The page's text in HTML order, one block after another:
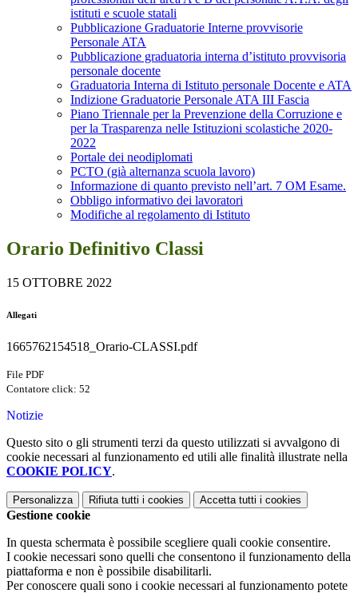
istituti e scuole statali
Pubblicazione Graduatorie Interne provvisorie
Personale ATA
Pubblicazione graduatoria interna d’istituto provvisoria
personale docente
Graduatoria Interna di Istituto personale Docente e ATA
Indizione Graduatorie Personale ATA III Fascia
Piano Triennale per la Prevenzione della Corruzione e
per la Trasparenza nelle Istituzioni scolastiche 2020-
2022
Portale dei neodiplomati
PCTO (già alternanza scuola lavoro)
Informazione di quanto previsto nell’art. 7 OM Esame.
Obbligo informativo dei lavoratori
Modifiche al regolamento di Istituto
Orario Definitivo Classi
15 OTTOBRE 2022
Allegati
1665762154518_Orario-CLASSI.pdf
File PDF
Contatore click: 52
Notizie
Questo sito o gli strumenti terzi da questo utilizzati si avvalgono di
cookie necessari al funzionamento ed utili alle finalità illustrate nella
COOKIE POLICY.
Personalizza Rifiuta tutti i cookies Accetta tutti i cookies
Gestione cookie
In questa schermata è possibile scegliere quali cookie consentire.
I cookie necessari sono quelli che consentono il funzionamento della
piattaforma e non è possibile disabilitarli.
Per conoscere quali sono i cookie necessari al funzionamento potete